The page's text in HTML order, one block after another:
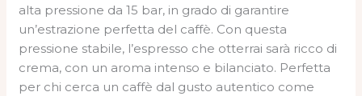
alta pressione da 15 bar, in grado di garantire
un’estrazione perfetta del caffè. Con questa
pressione stabile, l’espresso che otterrai sarà ricco di
crema, con un aroma intenso e bilanciato. Perfetta
per chi cerca un caffè dal gusto autentico come